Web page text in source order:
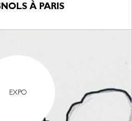
À PARIS
EXPO